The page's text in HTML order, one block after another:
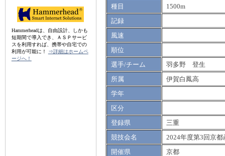
Hammerheadは、自由設計、しかも
短期間で導入でき、ＡＳＰサービ
スを利用すれば、携帯や自宅での
利用が可能に！
⇒詳細はホームペ
ージへ！
種目
1500m
記録
風速
順位
選手/チーム
羽多野 登生
所属
伊賀白鳳高
学年
区分
登録県
三重
競技会名
2024年度第3回京
開催県
京都